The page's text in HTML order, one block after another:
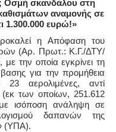
Οσμή σκανδάλου στη
αναμονής σε
1.300.000 ευρώ!»
η Απόφαση του
(Αρ. Πρωτ.: Κ.Γ./ΔΤΥ/
με την οποία εγκρίνει τη
για την προμήθεια
αερολιμένες, αντί
των οποίων, 251.612
ισόποση ανάληψη σε
δαπανών της
(ΥΠΑ).